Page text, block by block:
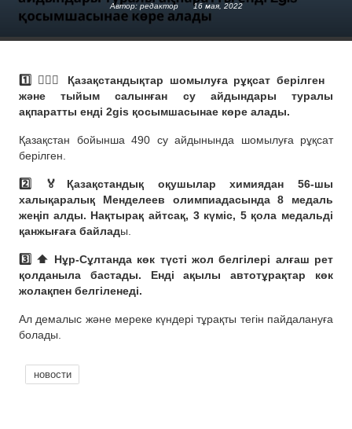
Автор: редактор 16 мая, 2022
1️⃣ 🏊🏻‍♂️ Қазақстандықтар шомылуға рұқсат берілген
және тыйым салынған су айдындары туралы
ақпаратты енді 2gis қосымшасынае көре алады.
Қазақстан бойынша 490 су айдынында шомылуға рұқсат
берілген.
2️⃣ 🏅Қазақстандық оқушылар химиядан 56-шы
халықаралық Менделеев олимпиадасында 8 медаль
жеңіп алды. Нақтырақ айтсақ, 3 күміс, 5 қола медальді
қанжығаға байлады.
3️⃣ ⬆️ Нұр-Сұлтанда көк түсті жол белгілері алғаш рет
қолданыла бастады. Енді ақылы автотұрақтар көк
жолақпен белгіленеді.
Ал демалыс және мереке күндері тұрақты тегін пайдалануға
болады.
новости